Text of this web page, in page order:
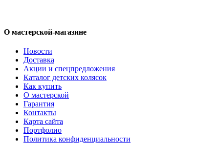
О мастерской-магазине
Новости
Доставка
Акции и спецпредложения
Каталог детских колясок
Как купить
О мастерской
Гарантия
Контакты
Карта сайта
Портфолио
Политика конфиденциальности